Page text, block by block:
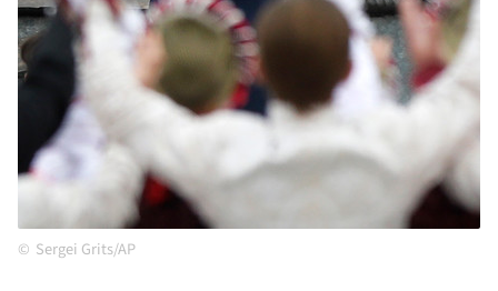
Sergei Grits/AP